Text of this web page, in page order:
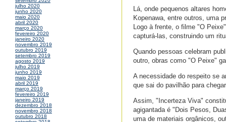
julho 2020
junho 2020
maio 2020
abril 2020
março 2020
fevereiro 2020
janeiro 2020
novembro 2019
outubro 2019
setembro 2019
agosto 2019
julho 2019
junho 2019
maio 2019
abril 2019
março 2019
fevereiro 2019
janeiro 2019
dezembro 2018
novembro 2018
outubro 2018
Lá, onde pequenos altares
Kopenawa, entre outros, uma
Logo à frente, o filme "O
capturá-las, construindo um
Quando pessoas celebram
outro, obras como "O Peixe"
A necessidade do respeito se
que sai do pavilhão para
Assim, "Incerteza Viva"
agigantada é "Dois Pesos,
uma de materiais orgânicos,